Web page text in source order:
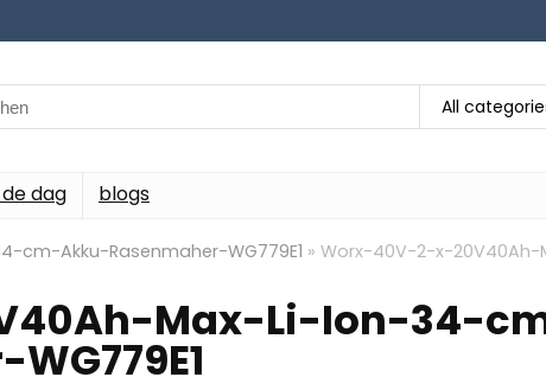
All
dag blogs
cm-Akku-Rasenmaher-WG779E1 » Worx-40V-2-x-20V40Ah-
Max-Li-Ion-34-